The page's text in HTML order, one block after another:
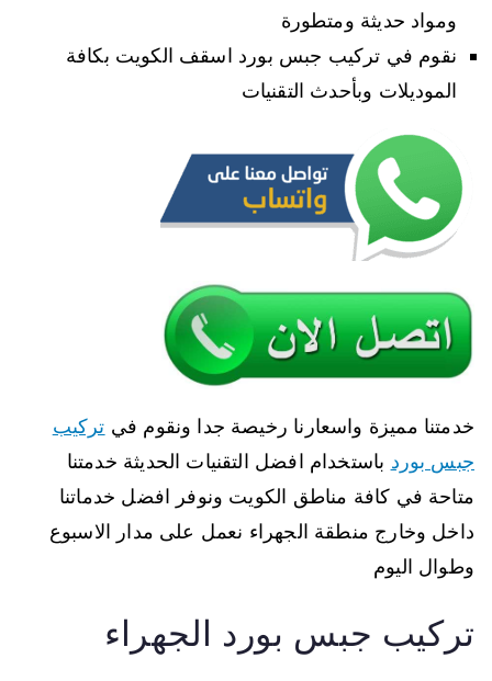
ومواد حديثة ومتطورة
نقوم في تركيب جبس بورد اسقف الكويت بكافة
الموديلات وبأحدث التقنيات
خدمتنا مميزة واسعارنا رخيصة جدا ونقوم في تركيب
جبس بورد باستخدام افضل التقنيات الحديثة خدمتنا
متاحة في كافة مناطق الكويت ونوفر افضل خدماتنا
داخل وخارج منطقة الجهراء نعمل على مدار الاسبوع
وطوال اليوم
تركيب جبس بورد الجهراء